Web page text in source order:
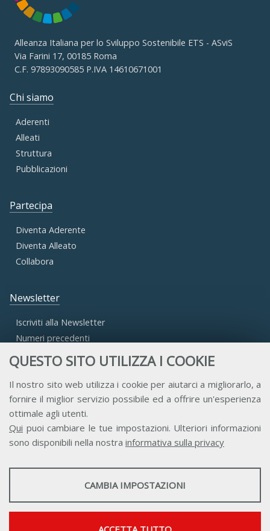
QUESTO SITO UTILIZZA I COOKIE
Il nostro sito web utilizza i cookie per aiutarci a migliorarlo, a
fornire il miglior servizio possibile ed a offrire un'esperienza
ottimale agli utenti.
Qui puoi cambiare le tue impostazioni. Ulteriori informazioni
sono disponibili nella nostra informativa sulla privacy
STATISTICHE
Mostra maggiori informazioni
CAMBIA IMPOSTAZIONI
Alleanza Italiana per lo Sviluppo Sostenibile ETS - ASviS
Via Farini 17, 00185 Roma
C.F. 97893090585 P.IVA 14610671001
Chi siamo
Aderenti
Alleati
Struttura
Pubblicazioni
Partecipa
Diventa Aderente
Diventa Alleato
Collabora
Newsletter
Iscriviti alla Newsletter
Numeri precedenti
Accesso Aderenti
Accesso Consulta
Accesso Team
Contatti Privacy Trasparenza Credits